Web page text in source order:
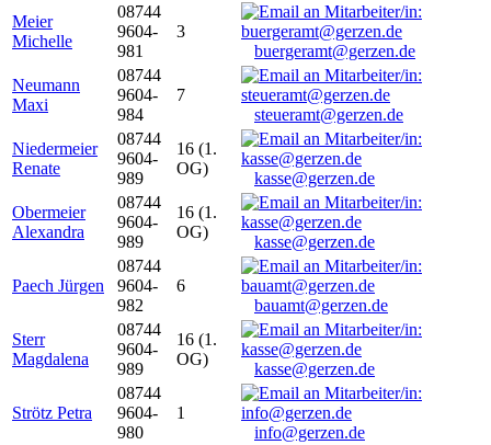
Meier
Michelle
08744
9604-
981
3
buergeramt@gerzen.de
Neumann
Maxi
08744
9604-
984
7
steueramt@gerzen.de
Niedermeier
Renate
08744
9604-
989
16 (1.
OG)
kasse@gerzen.de
Obermeier
Alexandra
08744
9604-
989
16 (1.
OG)
kasse@gerzen.de
Paech Jürgen
08744
9604-
982
6
bauamt@gerzen.de
Sterr
Magdalena
08744
9604-
989
16 (1.
OG)
kasse@gerzen.de
Strötz Petra
08744
9604-
980
1
info@gerzen.de